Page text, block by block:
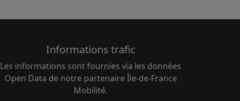
Informations trafic
Les informations sont fournies via les données
Open Data de notre partenaire Île-de-France
Mobilité.